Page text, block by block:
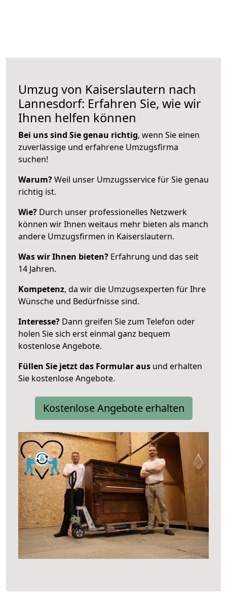
Umzug von Kaiserslautern nach
Lannesdorf: Erfahren Sie, wie wir
Ihnen helfen können
Bei uns sind Sie genau richtig, wenn Sie einen
zuverlässige und erfahrene Umzugsfirma
suchen!
Warum?Weil unser Umzugsservice für Sie genau
richtig ist.
Wie? Durch unser professionelles Netzwerk
können wir Ihnen weitaus mehr bieten als manch
andere Umzugsfirmen in Kaiserslautern.
Was wir Ihnen bieten? Erfahrung und das seit
14 Jahren.
Kompetenz, da wir die Umzugsexperten für Ihre
Wünsche und Bedürfnisse sind.
Interesse? Dann greifen Sie zum Telefon oder
holen Sie sich erst einmal ganz bequem
kostenlose Angebote.
Füllen Sie jetzt das Formular aus und erhalten
Sie kostenlose Angebote.
Kostenlose Angebote erhalten